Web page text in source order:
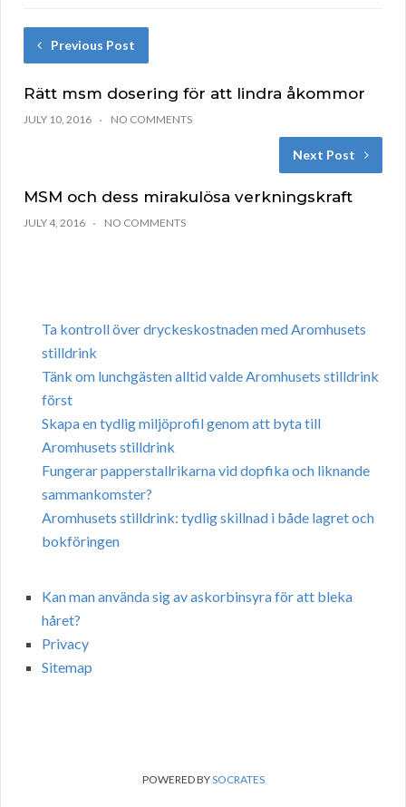
Previous Post
Rätt msm dosering för att lindra åkommor
JULY 10, 2016 NO COMMENTS
Next Post
MSM och dess mirakulösa verkningskraft
JULY 4, 2016 NO COMMENTS
Ta kontroll över dryckeskostnaden med Aromhusets
stilldrink
Tänk om lunchgästen alltid valde Aromhusets stilldrink
först
Skapa en tydlig miljöprofil genom att byta till
Aromhusets stilldrink
Fungerar papperstallrikarna vid dopfika och liknande
sammankomster?
Aromhusets stilldrink: tydlig skillnad i både lagret och
bokföringen
Kan man använda sig av askorbinsyra för att bleka
håret?
Privacy
Sitemap
POWERED BYSOCRATES